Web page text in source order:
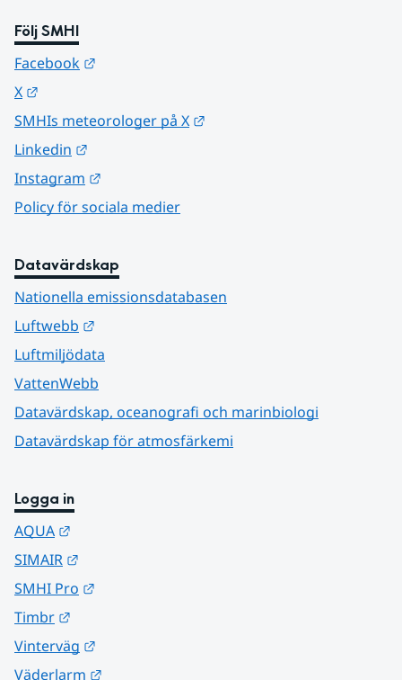
Följ SMHI
Facebook
X
SMHIs meteorologer på X
Linkedin
Instagram
Policy för sociala medier
Datavärdskap
Nationella emissionsdatabasen
Luftwebb
Luftmiljödata
VattenWebb
Datavärdskap, oceanografi och marinbiologi
Datavärdskap för atmosfärkemi
Logga in
AQUA
SIMAIR
SMHI Pro
Timbr
Vinterväg
Väderlarm